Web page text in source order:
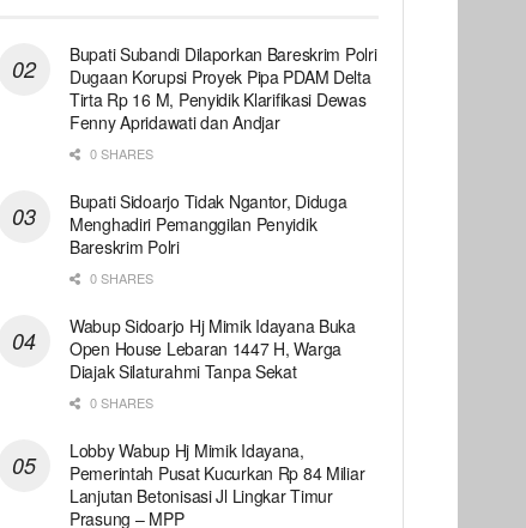
Bupati Subandi Dilaporkan Bareskrim Polri
Dugaan Korupsi Proyek Pipa PDAM Delta
Tirta Rp 16 M, Penyidik Klarifikasi Dewas
Fenny Apridawati dan Andjar
0 SHARES
Bupati Sidoarjo Tidak Ngantor, Diduga
Menghadiri Pemanggilan Penyidik
Bareskrim Polri
0 SHARES
Wabup Sidoarjo Hj Mimik Idayana Buka
Open House Lebaran 1447 H, Warga
Diajak Silaturahmi Tanpa Sekat
0 SHARES
Lobby Wabup Hj Mimik Idayana,
Pemerintah Pusat Kucurkan Rp 84 Miliar
Lanjutan Betonisasi Jl Lingkar Timur
Prasung – MPP